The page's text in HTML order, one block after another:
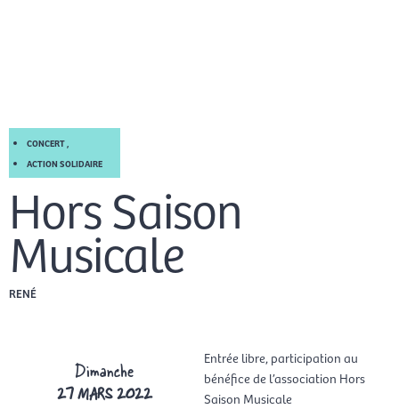
CONCERT
ACTION SOLIDAIRE
Hors Saison
Musicale
RENÉ
Dimanche
27 MARS 2022
Entrée libre, participation au
bénéfice de l’association Hors
Saison Musicale